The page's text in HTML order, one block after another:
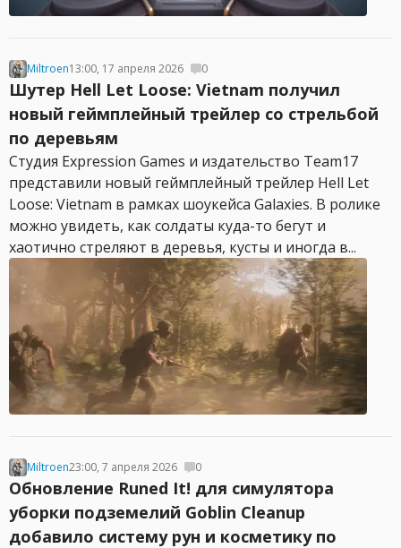
Miltroen13:00, 17 апреля 2026 0
Шутер Hell Let Loose: Vietnam получил
новый геймплейный трейлер со стрельбой
по деревьям
Студия Expression Games и издательство Team17
представили новый геймплейный трейлер Hell Let
Loose: Vietnam в рамках шоукейса Galaxies. В ролике
можно увидеть, как солдаты куда-то бегут и
хаотично стреляют в деревья, кусты и иногда в...
Miltroen23:00, 7 апреля 2026 0
Обновление Runed It! для симулятора
уборки подземелий Goblin Cleanup
добавило систему рун и косметику по